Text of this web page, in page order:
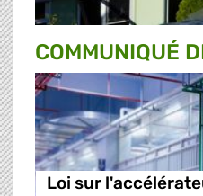
COMMUNIQUÉ
Loi sur